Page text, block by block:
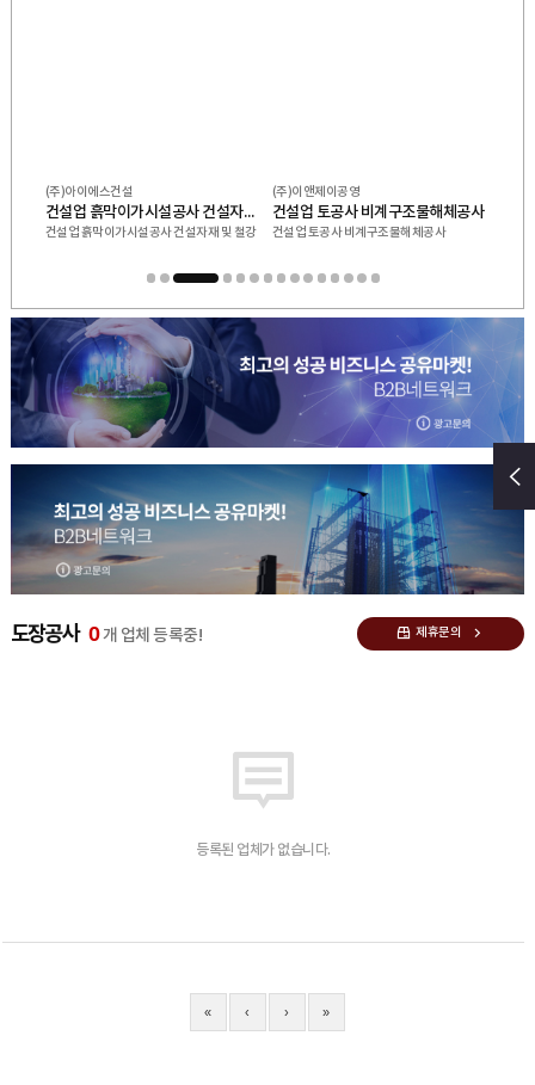
(주)아이에스건설
건설업 흙막이가시설공사 건설자재 및 철강재 임대
건설업 흙막이가시설공사 건설자재 및 철강
(주)이앤제이공영
건설업 토공사 비계구조물해체공사
건설업 토공사 비계구조물해체공사
9 10 12 13
도장공사 0개 업체 등록중! 제휴문의
등록된 업체가 없습니다.
« ‹ › »